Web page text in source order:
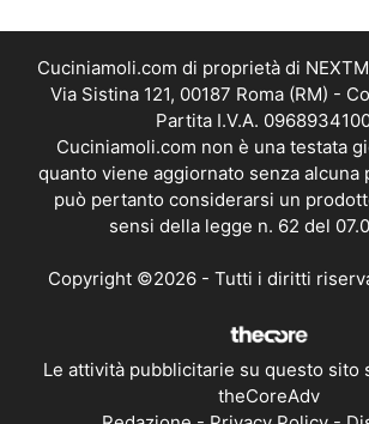
Cuciniamoli.com di proprietà di
Via Sistina 121, 00187 Roma (RM) -
Partita I.V.A.
Cuciniamoli.com non è una testata
quanto viene aggiornato senza alcuna
può pertanto considerarsi un
sensi della legge n. 62 del
Copyright ©2026 - Tutti i diritti
Le attività pubblicitarie su questo sito
theCoreAdv